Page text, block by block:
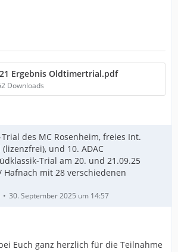
Ergebnis Oldtimertrial.pdf
Downloads
des MC Rosenheim, freies Int.
und 10. ADAC
Trial am 20. und 21.09.25
Hafnach mit 28 verschiedenen
30. September 2025 um 14:57
Euch ganz herzlich für die Teilnahme